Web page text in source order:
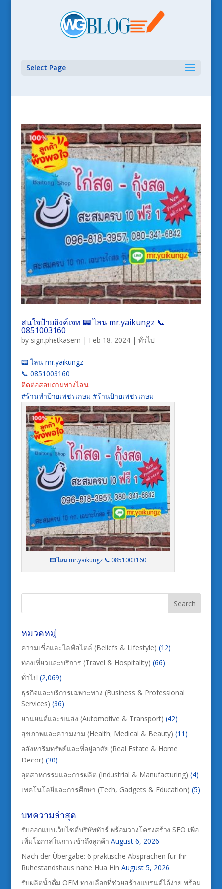
Select Page
สนใจป้ายอิงค์เจท 📟 ไลน mr.yaikungz 📞
0851003160
by sign.phetkasem | Feb 18, 2024| ทั่วไป
📟 ไลน mr.yaikungz
📞 0851003160
ติดต่อสอบถามทางไลน
#ร้านทำป้ายเพชรเกษม #ร้านป้ายเพชรเกษม
📟 ไลน mr.yaikungz 📞 0851003160
หมวดหมู่
ความเชื่อและไลฟ์สไตล์ (Beliefs & Lifestyle) (12)
ท่องเที่ยวและบริการ (Travel & Hospitality) (66)
ทั่วไป (2,069)
ธุรกิจและบริการเฉพาะทาง (Business & Professional
Services) (36)
ยานยนต์และขนส่ง (Automotive & Transport) (42)
สุขภาพและความงาม (Health, Medical & Beauty) (11)
อสังหาริมทรัพย์และที่อยู่อาศัย (Real Estate & Home
Decor) (30)
อุตสาหกรรมและการผลิต (Industrial & Manufacturing) (4)
เทคโนโลยีและการศึกษา (Tech, Gadgets & Education) (5)
บทความล่าสุด
รับออกแบบเว็บไซต์บริษัททัวร์ พร้อมวางโครงสร้าง SEO เพื่อ
เพิ่มโอกาสในการเข้าถึงลูกค้า August 6, 2026
Nach der Übergabe: 6 praktische Absprachen für Ihr
Ruhestandshaus nahe Hua Hin August 5, 2026
รับผลิตน้ำดื่ม OEM ทางเลือกที่ช่วยสร้างแบรนด์ได้ง่าย พร้อม